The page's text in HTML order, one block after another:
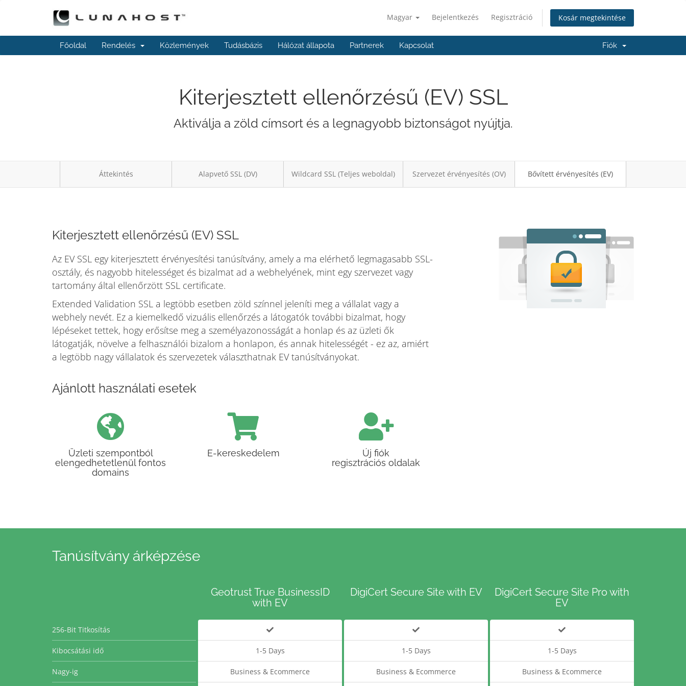
Magyar Bejelentkezés Regisztráció Kosár megtekintése
Főoldal Rendelés Közlemények Tudásbázis Hálózat állapota Partnerek Kapcsolat Fiók
Kiterjesztett ellenőrzésű (EV) SSL
Aktiválja a zöld címsort és a legnagyobb biztonságot nyújtja.
Áttekintés Alapvető SSL (DV) Wildcard SSL (Teljes weboldal) Szervezet érvényesítés (OV) Bővített érvényesítés (EV)
Kiterjesztett ellenőrzésű (EV) SSL
Az EV SSL egy kiterjesztett érvényesítési tanúsítvány, amely a ma elérhető legmagasabb SSL-
osztály, és nagyobb hitelességet és bizalmat ad a webhelyének, mint egy szervezet vagy
tartomány által ellenőrzött SSL certificate.
Extended Validation SSL a legtöbb esetben zöld színnel jeleníti meg a vállalat vagy a
webhely nevét. Ez a kiemelkedő vizuális ellenőrzés a látogatók további bizalmat, hogy
lépéseket tettek, hogy erősítse meg a személyazonosságát a honlap és az üzleti ők
látogatják, növelve a felhasználói bizalom a honlapon, és annak hitelességét - ez az, amiért
a legtöbb nagy vállalatok és szervezetek választhatnak EV tanúsítványokat.
Ajánlott használati esetek
Üzleti szempontból
elengedhetetlenül fontos
domains
E-kereskedelem
Új fiók
regisztrációs oldalak
Tanúsítvány árképzése
256-Bit Titkosítás
Kibocsátási idő
Nagy-ig
Geotrust True BusinessID
with EV
1-5 Days
Business & Ecommerce
DigiCert Secure Site with EV
1-5 Days
Business & Ecommerce
DigiCert Secure Site Pro with
EV
1-5 Days
Business & Ecommerce